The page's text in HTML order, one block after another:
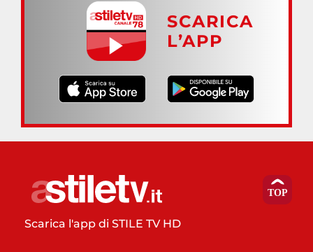
SCARICA
L’APP
Scarica l'app di STILE TV HD